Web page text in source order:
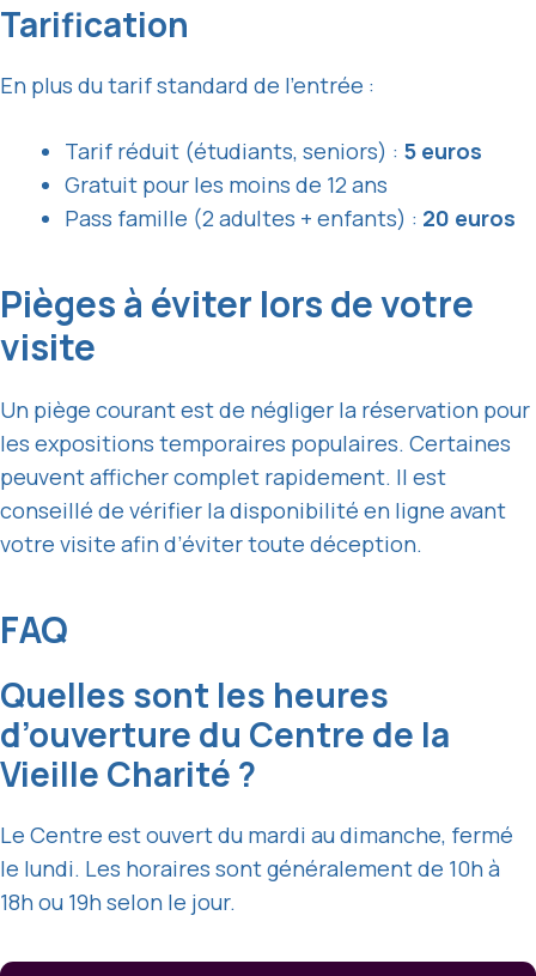
Tarification
En plus du tarif standard de l’entrée :
Tarif réduit (étudiants, seniors) : 5 euros
Gratuit pour les moins de 12 ans
Pass famille (2 adultes + enfants) : 20 euros
Pièges à éviter lors de votre
visite
Un piège courant est de négliger la réservation pour
les expositions temporaires populaires. Certaines
peuvent afficher complet rapidement. Il est
conseillé de vérifier la disponibilité en ligne avant
votre visite afin d’éviter toute déception.
FAQ
Quelles sont les heures
d’ouverture du Centre de la
Vieille Charité ?
Le Centre est ouvert du mardi au dimanche, fermé
le lundi. Les horaires sont généralement de 10h à
18h ou 19h selon le jour.